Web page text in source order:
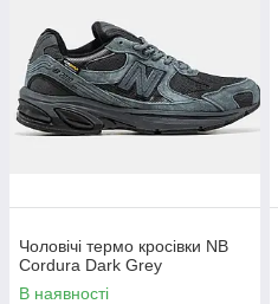
Чоловічі термо кросівки NB
Cordura Dark Grey
В наявності